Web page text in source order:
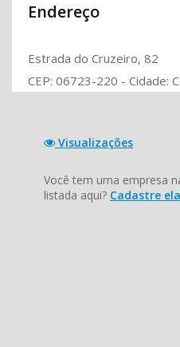
Endereço
Estrada do Cruzeiro, 82
CEP: 06723-220 - Cidade:
Visualizações
Você tem uma empresa
listada aqui? Cadastre